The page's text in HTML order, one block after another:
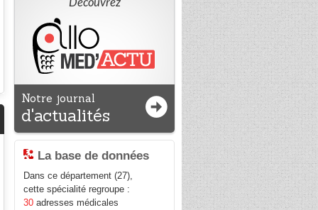
Notre journal
d'actualités
La base de données
Dans ce département (27),
cette spécialité regroupe :
30 adresses médicales